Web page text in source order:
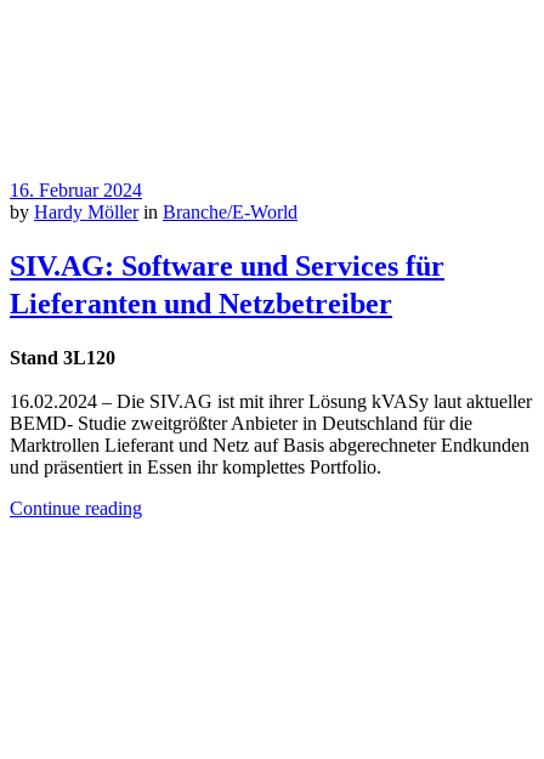
16. Februar 2024
by Hardy Möller in Branche/E-World
SIV.AG: Software und Services für
Lieferanten und Netzbetreiber
Stand 3L120
16.02.2024 – Die SIV.AG ist mit ihrer Lösung kVASy laut aktueller
BEMD- Studie zweitgrößter Anbieter in Deutschland für die
Marktrollen Lieferant und Netz auf Basis abgerechneter Endkunden
und präsentiert in Essen ihr komplettes Portfolio.
Continue reading